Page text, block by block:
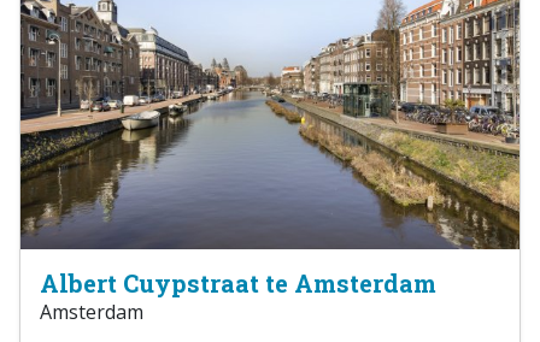
Albert Cuypstraat te Amsterdam
Amsterdam